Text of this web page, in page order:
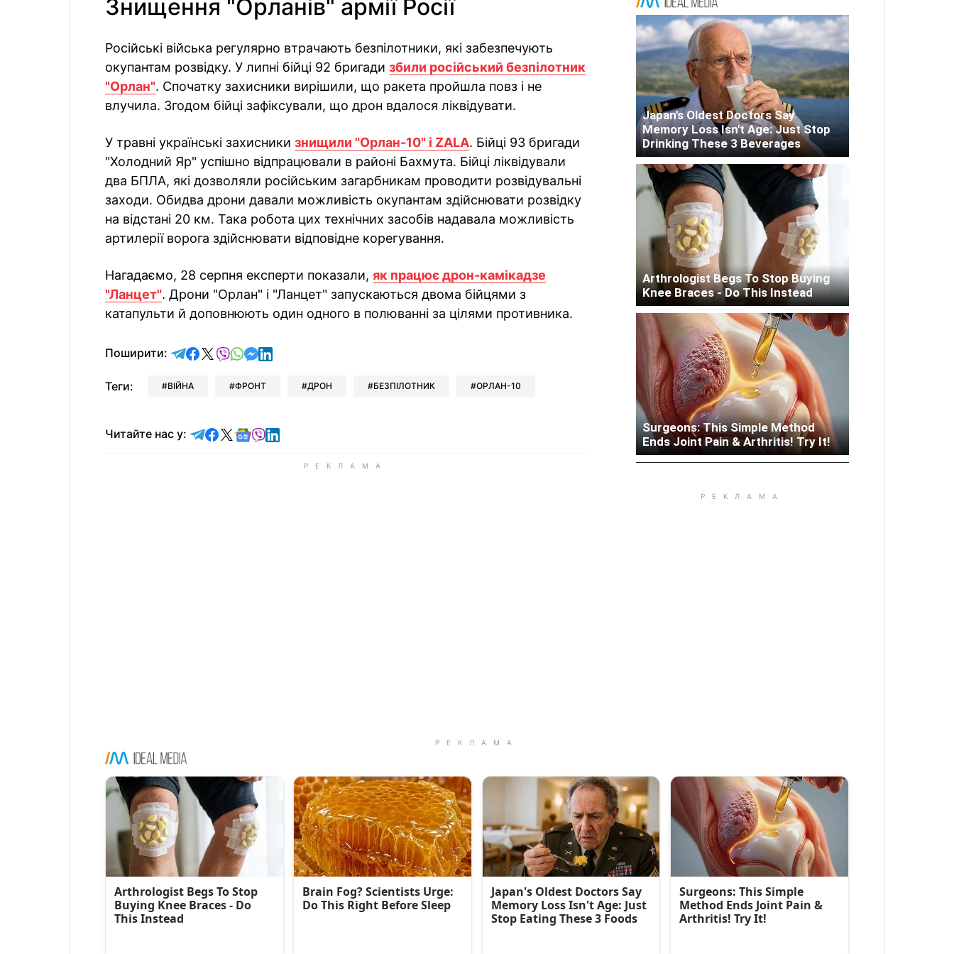
Знищення "Орланів" армії Росії
Російські війська регулярно втрачають безпілотники, які забезпечують
окупантам розвідку. У липні бійці 92 бригади збили російський безпілотник
"Орлан". Спочатку захисники вирішили, що ракета пройшла повз і не
влучила. Згодом бійці зафіксували, що дрон вдалося ліквідувати.
У травні українські захисники знищили "Орлан-10" і ZALA. Бійці 93 бригади
"Холодний Яр" успішно відпрацювали в районі Бахмута. Бійці ліквідували
два БПЛА, які дозволяли російським загарбникам проводити розвідувальні
заходи. Обидва дрони давали можливість окупантам здійснювати розвідку
на відстані 20 км. Така робота цих технічних засобів надавала можливість
артилерії ворога здійснювати відповідне корегування.
Нагадаємо, 28 серпня експерти показали, як працює дрон-камікадзе
"Ланцет". Дрони "Орлан" і "Ланцет" запускаються двома бійцями з
катапульти й доповнюють один одного в полюванні за цілями противника.
Поширити: відправити у Telegram
поділитись у Facebook
поділитись у X
відправити у Viber
відправити у Whatsapp
відправити у Messenger
відправити у LinkedIn
Теги: ВІЙНА ФРОНТ ДРОН БЕЗПІЛОТНИК ОРЛАН-10
Читайте нас у: Читайте у Telegram
Читайте у Facebook
Читайте у X
Читайте у Google news
Читайте у Viber
Читайте у LinkedIn
Japan's Oldest Doctors Say
Memory Loss Isn't Age: Just Stop
Drinking These 3 Beverages
Arthrologist Begs To Stop Buying
Knee Braces - Do This Instead
Surgeons: This Simple Method
Ends Joint Pain & Arthritis! Try It!
Woman Lives In Garage - Don't
Judge Until You Peek Inside